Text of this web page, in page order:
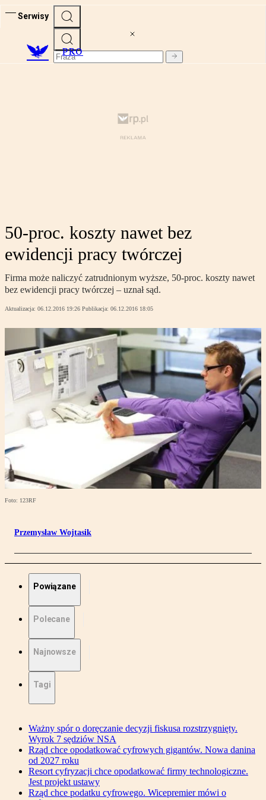
Serwisy
PRO
50-proc. koszty nawet bez
ewidencji pracy twórczej
Firma może naliczyć zatrudnionym wyższe, 50-proc. koszty nawet
bez ewidencji pracy twórczej – uznał sąd.
Aktualizacja: 06.12.2016 19:26 Publikacja: 06.12.2016 18:05
Foto: 123RF
Przemysław Wojtasik
Powiązane
Polecane
Najnowsze
Tagi
Ważny spór o doręczanie decyzji fiskusa rozstrzygnięty.
Wyrok 7 sędziów NSA
Rząd chce opodatkować cyfrowych gigantów. Nowa danina
od 2027 roku
Resort cyfryzacji chce opodatkować firmy technologiczne.
Jest projekt ustawy
Rząd chce podatku cyfrowego. Wicepremier mówi o